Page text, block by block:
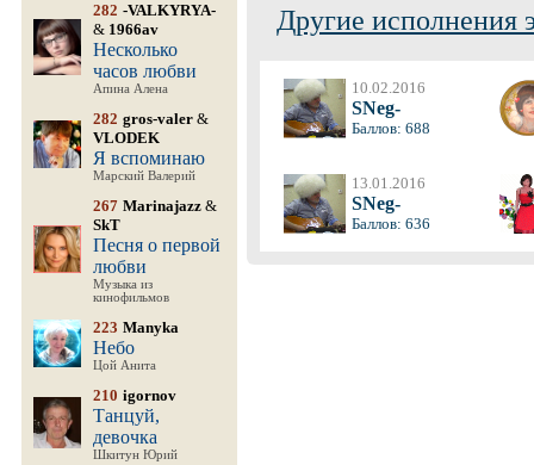
282 -VALKYRYA-
& 1966av
Несколько
часов любви
Апина Алена
282 gros-valer &
VLODEK
Я вспоминаю
Марский Валерий
267 Marinajazz &
SkT
Песня о первой
любви
Музыка из
кинофильмов
223 Manyka
Небо
Цой Анита
210 igornov
Танцуй,
девочка
Шкитун Юрий
Другие исполнения
10.02.2016
SNeg-
Баллов: 688
13.01.2016
SNeg-
Баллов: 636